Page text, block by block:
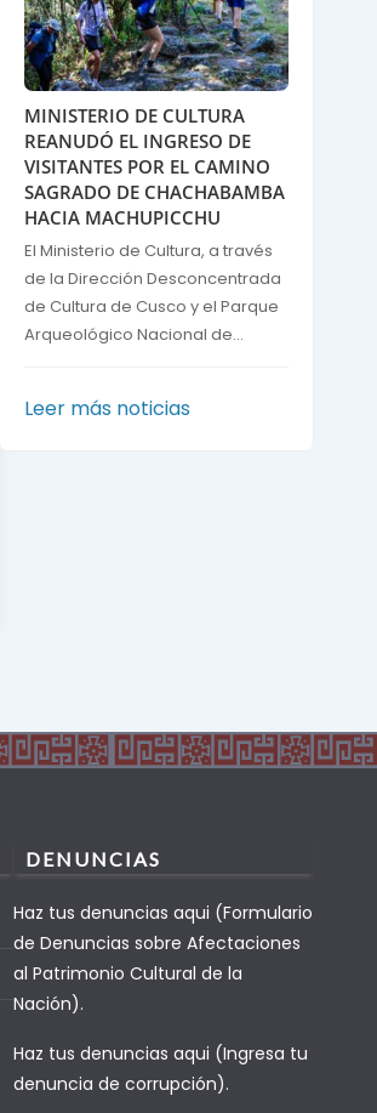
MINISTERIO DE CULTURA
REANUDÓ EL INGRESO DE
VISITANTES POR EL CAMINO
SAGRADO DE CHACHABAMBA
HACIA MACHUPICCHU
El Ministerio de Cultura, a través
de la Dirección Desconcentrada
de Cultura de Cusco y el Parque
Arqueológico Nacional de...
Leer más noticias
DENUNCIAS
Haz tus denuncias aqui (Formulario
de Denuncias sobre Afectaciones
al Patrimonio Cultural de la
Nación).
Haz tus denuncias aqui (Ingresa tu
denuncia de corrupción).